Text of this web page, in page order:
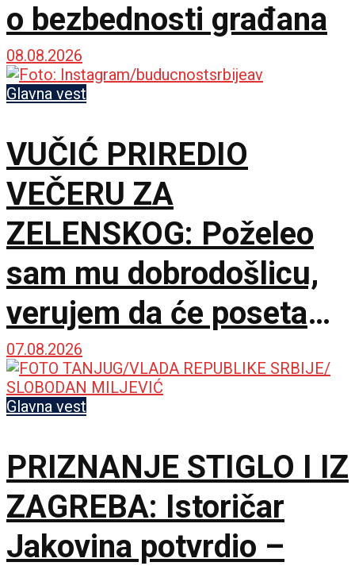
o bezbednosti građana
08.08.2026
Glavna vest
VUČIĆ PRIREDIO
VEČERU ZA
ZELENSKOG: Poželeo
sam mu dobrodošlicu,
verujem da će poseta
doprineti razvoju
odnosa
07.08.2026
Glavna vest
PRIZNANJE STIGLO I IZ
ZAGREBA: Istoričar
Jakovina potvrdio –